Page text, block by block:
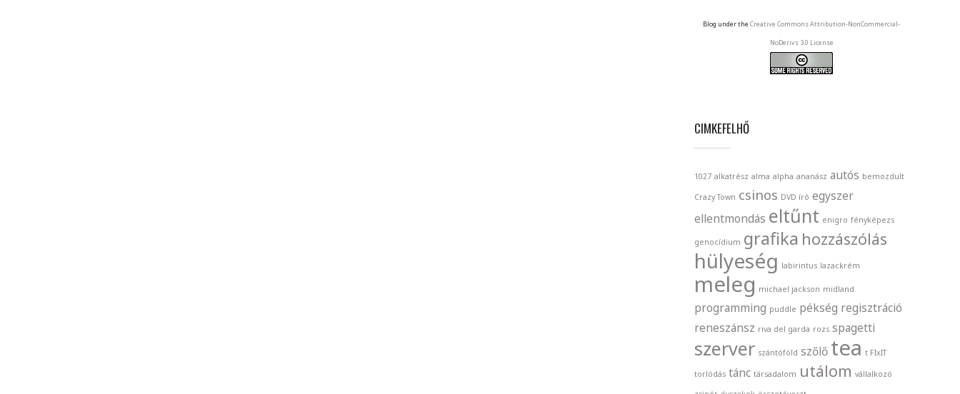
Blog under the Creative Commons Attribution-NonCommercial-
NoDerivs 3.0 License
CIMKEFELHŐ
1027 alkatrész alma alpha ananász autós bemozdult
Crazy Town csinos DVD író egyszer
ellentmondás eltűnt enigro fényképezs
genocídium grafika hozzászólás
hülyeség labirintus lazackrém
meleg michael jackson midland
programming puddle pékség regisztráció
reneszánsz riva del garda rozs spagetti
szerver szántóföld szőlő tea t FIxIT
torlódás tánc társadalom utálom vállalkozó